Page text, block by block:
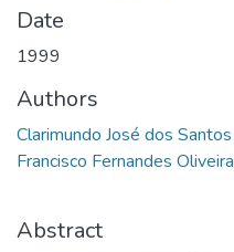
Date
1999
Authors
Clarimundo José dos Santos
Francisco Fernandes Oliveira
Abstract